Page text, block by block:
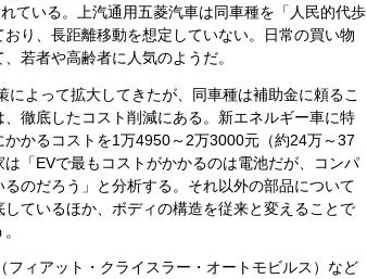
ている。上汽通用五菱汽車は同車種を「人民的代歩
り、長距離移動を想定していない。日常の買い物
若者や高齢者に人気のようだ。
よって拡大してきたが、同車種は補助金に頼るこ
徹底したコスト削減にある。新エネルギー車に特
かるコストを1万4950～2万3000元（約24万～37
「EVで最もコストがかかるのは電池だが、コンパ
のだろう」と分析する。それ以外の部品について
ているほか、ボディの構造を従来と変えることで
フィアット・クライスラー・オートモビルス）など